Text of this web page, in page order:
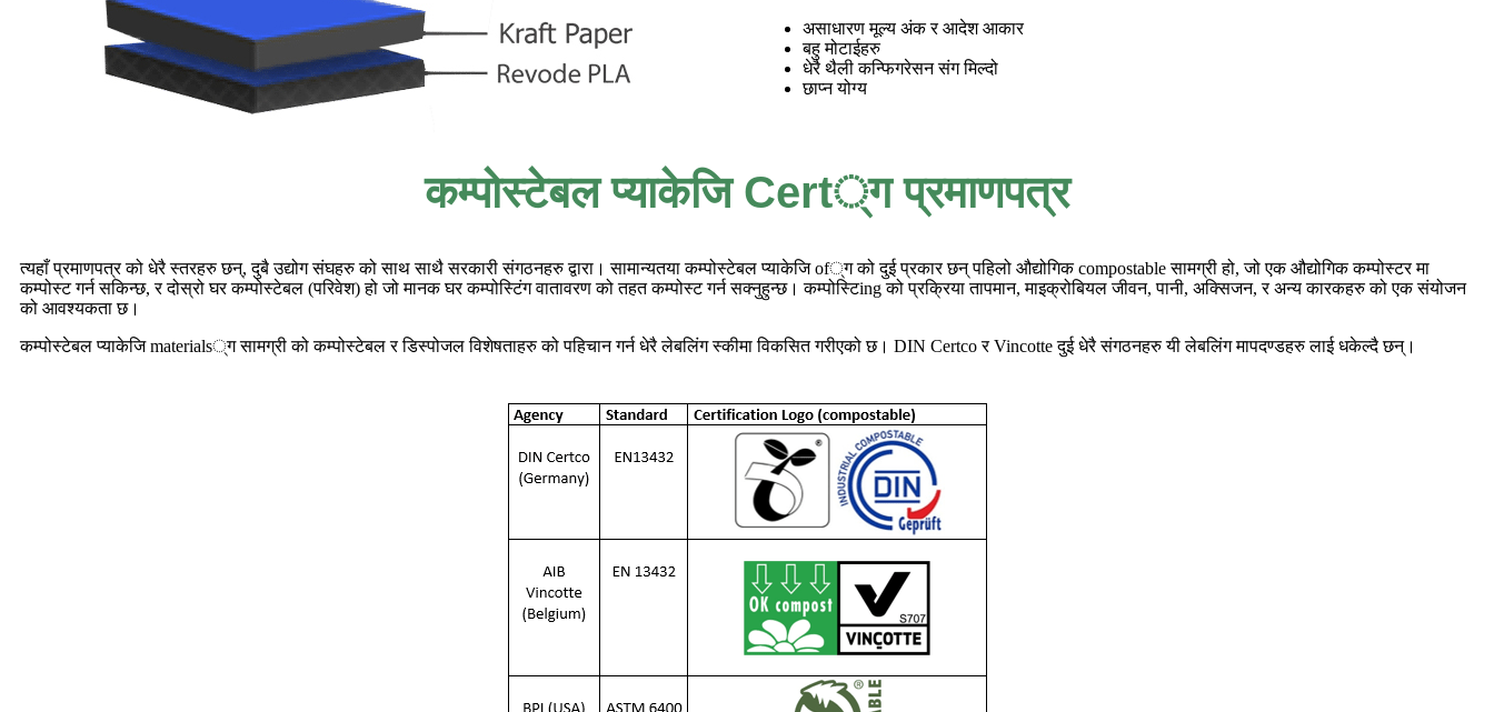
असाधारण मूल्य अंक र आदेश आकार
बहु मोटाईहरु
धेरै थैली कन्फिगरेसन संग मिल्दो
छाप्न योग्य
कम्पोस्टेबल प्याकेजि Cert्ग प्रमाणपत्र
त्यहाँ प्रमाणपत्र को धेरै स्तरहरु छन्, दुबै उद्योग संघहरु को साथ साथै सरकारी संगठनहरु द्वारा। सामान्यतया कम्पोस्टेबल प्याकेजि of्ग को दुई प्रकार छन् पहिलो औद्योगिक compostable सामग्री हो, जो एक औद्योगिक कम्पोस्टर मा
कम्पोस्ट गर्न सकिन्छ, र दोस्रो घर कम्पोस्टेबल (परिवेश) हो जो मानक घर कम्पोस्टिंग वातावरण को तहत कम्पोस्ट गर्न सक्नुहुन्छ। कम्पोस्टिing को प्रक्रिया तापमान, माइक्रोबियल जीवन, पानी, अक्सिजन, र अन्य कारकहरु को एक संयोजन
को आवश्यकता छ।
कम्पोस्टेबल प्याकेजि materials्ग सामग्री को कम्पोस्टेबल र डिस्पोजल विशेषताहरु को पहिचान गर्न धेरै लेबलिंग स्कीमा विकसित गरीएको छ। DIN Certco र Vincotte दुई धेरै संगठनहरु यी लेबलिंग मापदण्डहरु लाई धकेल्दै छन्।